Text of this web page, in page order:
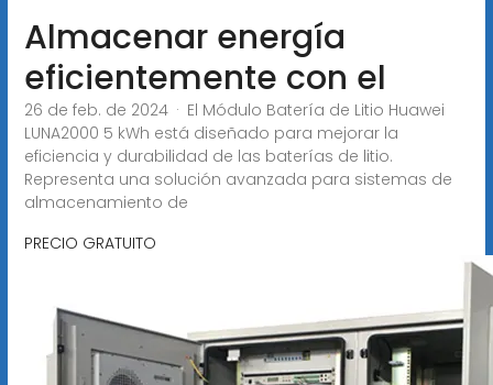
Almacenar energía
eficientemente con el
26 de feb. de 2024 · El Módulo Batería de Litio Huawei
LUNA2000 5 kWh está diseñado para mejorar la
eficiencia y durabilidad de las baterías de litio.
Representa una solución avanzada para sistemas de
almacenamiento de
PRECIO GRATUITO